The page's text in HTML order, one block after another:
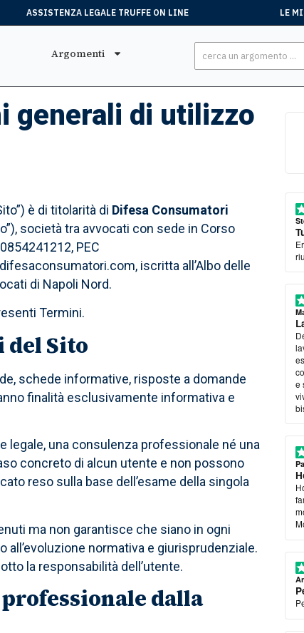
ASSISTENZA LEGALE TRUFFE ON LINE LE
Argomenti
generali di utilizzo
è di titolarità di Difesa Consumatori
società tra avvocati con sede in Corso
PEC
iscritta all’Albo delle
di Napoli Nord.
Termini.
del Sito
schede informative, risposte a domande
finalità esclusivamente informativa e
legale, una consulenza professionale né una
concreto di alcun utente e non possono
reso sulla base dell’esame della singola
ma non garantisce che siano in ogni
normativa e giurisprudenziale.
la responsabilità dell’utente.
dalla
e